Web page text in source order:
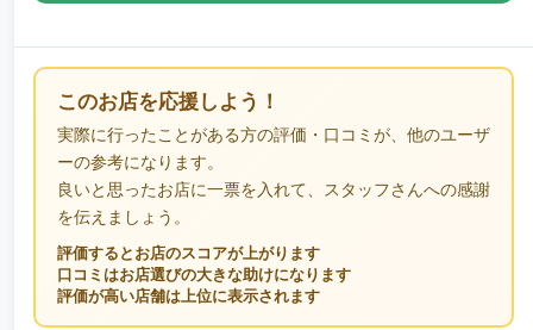
このお店を応援しよう！
実際に行ったことがある方の評価・口コミが、他のユーザ
ーの参考になります。
良いと思ったお店に一票を入れて、スタッフさんへの感謝
を伝えましょう。
評価するとお店のスコアが上がります
口コミはお店選びの大きな助けになります
評価が高い店舗は上位に表示されます